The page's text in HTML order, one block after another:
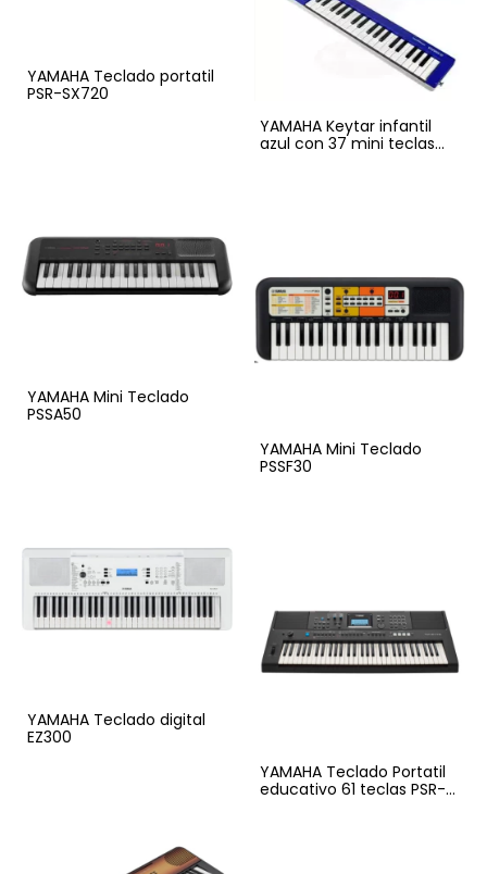
YAMAHA Teclado portatil
PSR-SX720
YAMAHA Keytar infantil
azul con 37 mini teclas
YAMAHA Mini Teclado
PSSA50
YAMAHA Mini Teclado
PSSF30
YAMAHA Teclado digital
EZ300
YAMAHA Teclado Portatil
educativo 61 teclas PSR-